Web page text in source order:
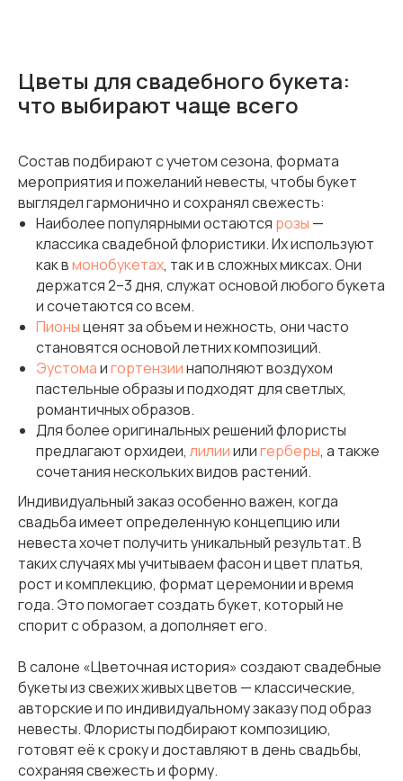
Цветы для свадебного букета:
что выбирают чаще всего
Состав подбирают с учетом сезона, формата
мероприятия и пожеланий невесты, чтобы букет
выглядел гармонично и сохранял свежесть:
Наиболее популярными остаются розы —
классика свадебной флористики. Их используют
как вмонобукетах, так и в сложных миксах. Они
держатся 2–3 дня, служат основой любого букета
и сочетаются со всем.
Пионыценят за объем и нежность, они часто
становятся основой летних композиций.
Эустомаигортензиинаполняют воздухом
пастельные образы и подходят для светлых,
романтичных образов.
Для более оригинальных решений флористы
предлагают орхидеи, лилииилигерберы, а также
сочетания нескольких видов растений.
Индивидуальный заказ особенно важен, когда
свадьба имеет определенную концепцию или
невеста хочет получить уникальный результат. В
таких случаях мы учитываем фасон и цвет платья,
рост и комплекцию, формат церемонии и время
года. Это помогает создать букет, который не
спорит с образом, а дополняет его.
В салоне «Цветочная история» создают свадебные
букеты из свежих живых цветов — классические,
авторские и по индивидуальному заказу под образ
невесты. Флористы подбирают композицию,
готовят её к сроку и доставляют в день свадьбы,
сохраняя свежесть и форму.